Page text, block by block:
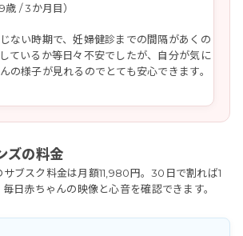
歳 / 3か月目）
ない時期で、妊婦健診までの間隔があくの
ているか等日々不安でしたが、自分が気に
の様子が見れるのでとても安心できます。
ズの料金
ブスク料金は月額11,980円。30日で割れば1
日赤ちゃんの映像と心音を確認できます。